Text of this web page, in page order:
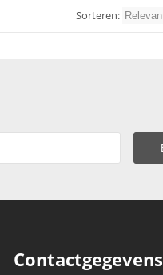
Sorteren:
Contactgegevens